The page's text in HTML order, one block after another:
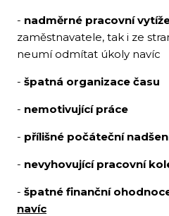
- nadměrné pracovní
zaměstnavatele, tak i ze
neumí odmítat úkoly navíc
- špatná organizace času
- nemotivující práce
- přílišné počáteční
- nevyhovující pracovní
- špatné finanční
navíc